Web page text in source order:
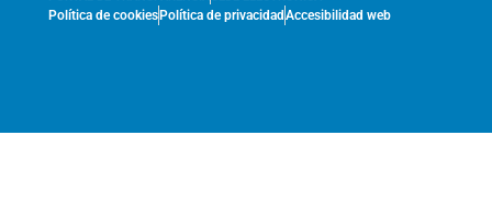
Política de cookies Política de privacidad Accesibilidad web